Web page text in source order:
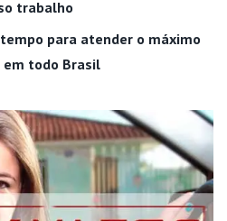
trabalho
para atender o máximo
todo Brasil